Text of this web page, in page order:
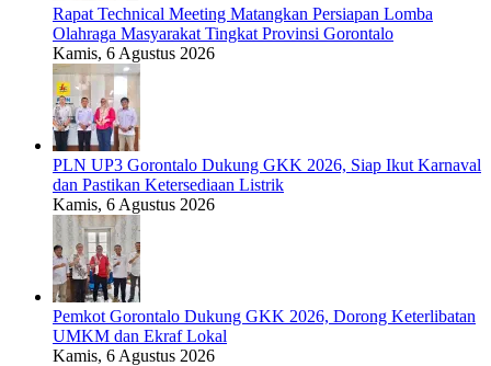
Rapat Technical Meeting Matangkan Persiapan Lomba
Olahraga Masyarakat Tingkat Provinsi Gorontalo
Kamis, 6 Agustus 2026
PLN UP3 Gorontalo Dukung GKK 2026, Siap Ikut Karnaval
dan Pastikan Ketersediaan Listrik
Kamis, 6 Agustus 2026
Pemkot Gorontalo Dukung GKK 2026, Dorong Keterlibatan
UMKM dan Ekraf Lokal
Kamis, 6 Agustus 2026